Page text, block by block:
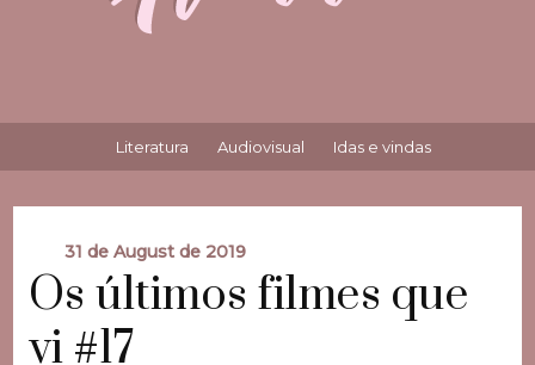
Literatura Audiovisual Idas e vindas
31 de August de 2019
Os últimos filmes que
vi #17